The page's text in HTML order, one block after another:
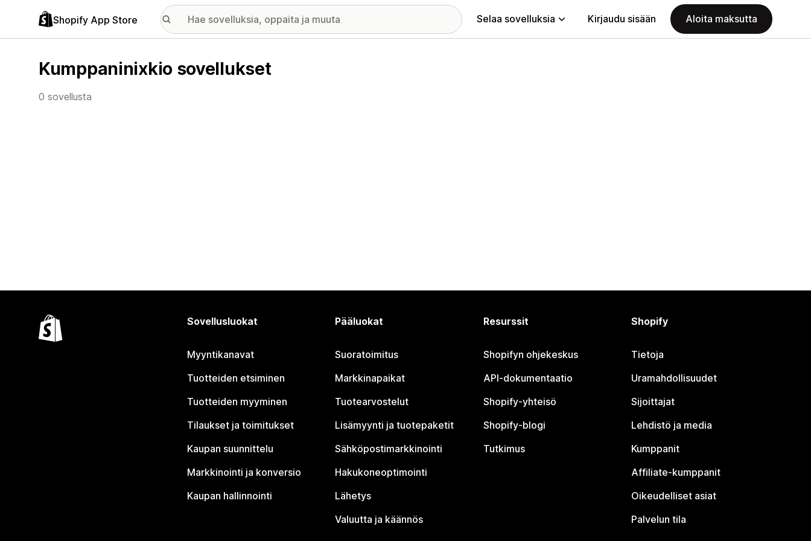
Shopify App Store Selaa sovelluksia Kirjaudu sisään Aloita maksutta
Kumppaninixkio sovellukset
0 sovellusta
Sovellusluokat
Myyntikanavat
Tuotteiden etsiminen
Tuotteiden myyminen
Tilaukset ja toimitukset
Kaupan suunnittelu
Markkinointi ja konversio
Kaupan hallinnointi
Pääluokat
Suoratoimitus
Markkinapaikat
Tuotearvostelut
Lisämyynti ja tuotepaketit
Sähköpostimarkkinointi
Hakukoneoptimointi
Lähetys
Valuutta ja käännös
Resurssit
Shopifyn ohjekeskus
API-dokumentaatio
Shopify-yhteisö
Shopify-blogi
Tutkimus
Shopify
Tietoja
Uramahdollisuudet
Sijoittajat
Lehdistö ja media
Kumppanit
Affiliate-kumppanit
Oikeudelliset asiat
Palvelun tila